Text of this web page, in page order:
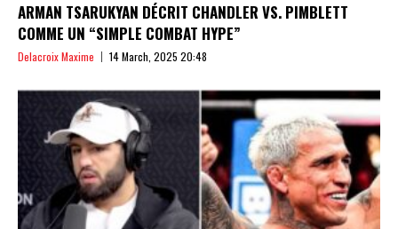
ARMAN TSARUKYAN DÉCRIT CHANDLER VS. PIMBLETT
COMME UN “SIMPLE COMBAT HYPE”
Delacroix Maxime 14 March, 2025 20:48